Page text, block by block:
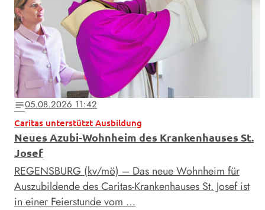
notes05.08.2026 11:42
Caritas unterstützt Ausbildung
Neues Azubi-Wohnheim des Krankenhauses St.
Josef
REGENSBURG (kv/mö) – Das neue Wohnheim für
Auszubildende des Caritas-Krankenhauses St. Josef ist
in einer Feierstunde vom …